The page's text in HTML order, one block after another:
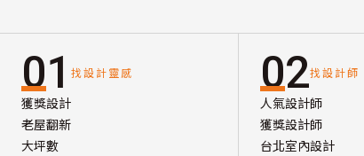
01 找設計靈感
獲獎設計
老屋翻新
大坪數
02找設計師
人氣設計師
獲獎設計師
台北室內設計